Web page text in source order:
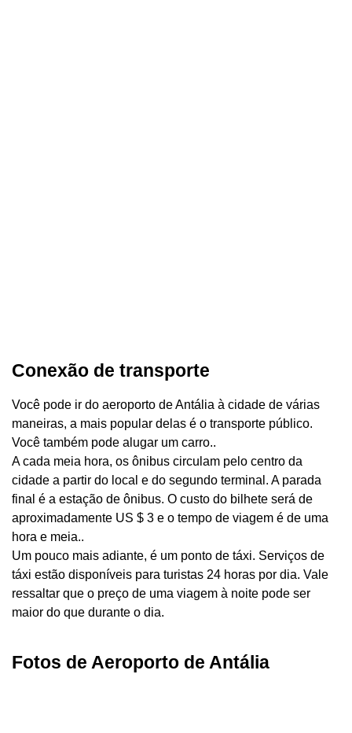
Conexão de transporte
Você pode ir do aeroporto de Antália à cidade de várias
maneiras, a mais popular delas é o transporte público.
Você também pode alugar um carro..
A cada meia hora, os ônibus circulam pelo centro da
cidade a partir do local e do segundo terminal. A parada
final é a estação de ônibus. O custo do bilhete será de
aproximadamente US $ 3 e o tempo de viagem é de uma
hora e meia..
Um pouco mais adiante, é um ponto de táxi. Serviços de
táxi estão disponíveis para turistas 24 horas por dia. Vale
ressaltar que o preço de uma viagem à noite pode ser
maior do que durante o dia.
Fotos de Aeroporto de Antália